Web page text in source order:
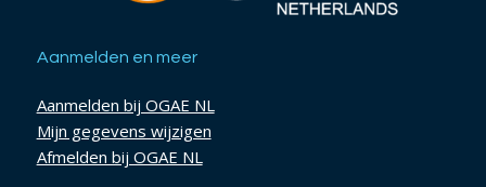
Aanmelden en meer
Aanmelden bij OGAE NL
Mijn gegevens wijzigen
Afmelden bij OGAE NL